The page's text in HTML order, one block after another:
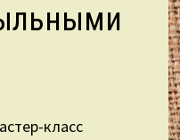
класс